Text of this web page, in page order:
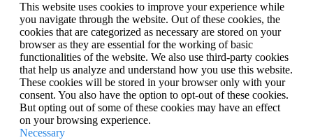
This website uses cookies to improve your experience while
you navigate through the website. Out of these cookies, the
cookies that are categorized as necessary are stored on your
browser as they are essential for the working of basic
functionalities of the website. We also use third-party cookies
that help us analyze and understand how you use this website.
These cookies will be stored in your browser only with your
consent. You also have the option to opt-out of these cookies.
But opting out of some of these cookies may have an effect
on your browsing experience.
Necessary